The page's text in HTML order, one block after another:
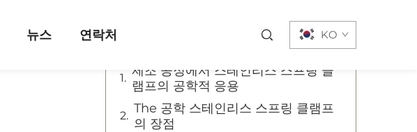
뉴스 연락처 KO
제조 공정에서 스테인리스 스프링 클
램프의 공학적 응용
The 공학 스테인리스 스프링 클램프
의 장점